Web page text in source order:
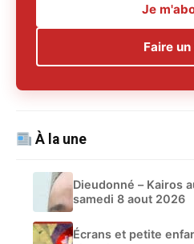
Je
Faire
À la une
Dieudonné – Kairos
samedi 8 aout 2026
Écrans et petite